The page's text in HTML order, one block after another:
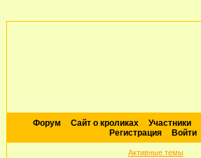
Форум Сайт о кроликах Участники
Регистрация
Войти
Активные темы